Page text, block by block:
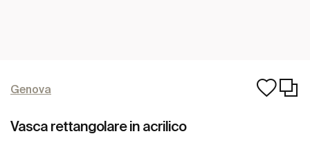
Genova
Vasca rettangolare in acrilico